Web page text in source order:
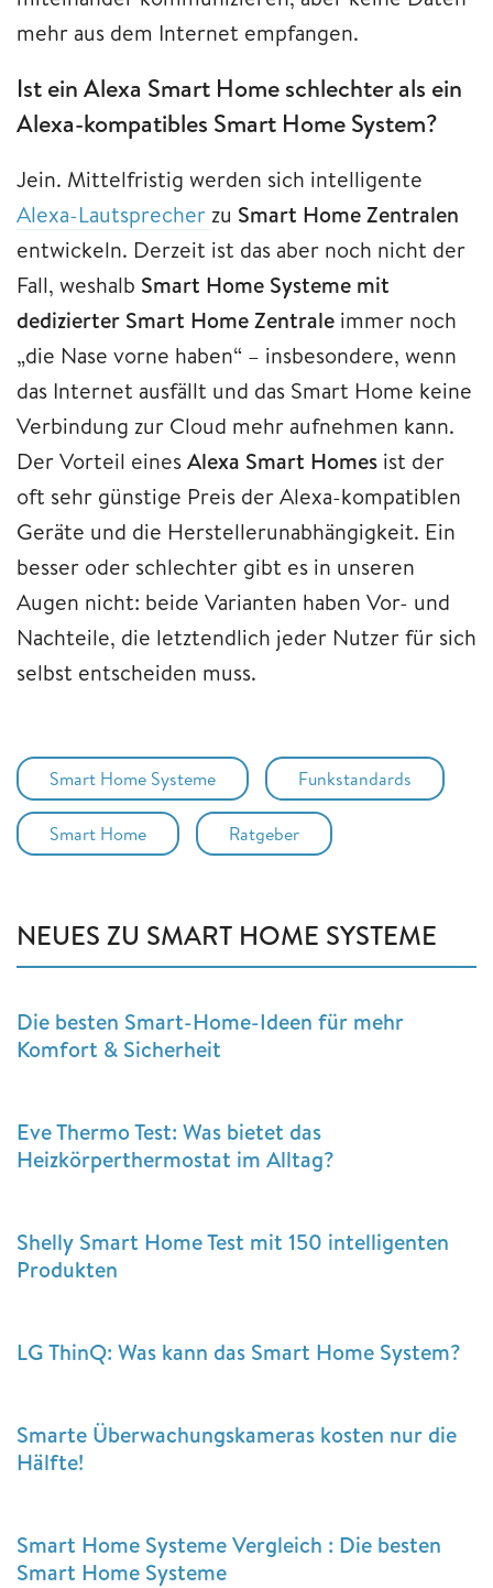
mehr aus dem Internet empfangen.
Ist ein Alexa Smart Home schlechter als ein
Alexa-kompatibles Smart Home System?
Jein. Mittelfristig werden sich intelligente
Alexa-Lautsprecherzu Smart Home Zentralen
entwickeln. Derzeit ist das aber noch nicht der
Fall, weshalb Smart Home Systeme mit
dedizierter Smart Home Zentrale immer noch
„die Nase vorne haben“ – insbesondere, wenn
das Internet ausfällt und das Smart Home keine
Verbindung zur Cloud mehr aufnehmen kann.
Der Vorteil einesAlexa Smart Homes ist der
oft sehr günstige Preis der Alexa-kompatiblen
Geräte und die Herstellerunabhängigkeit. Ein
besser oder schlechter gibt es in unseren
Augen nicht: beide Varianten haben Vor- und
Nachteile, die letztendlich jeder Nutzer für sich
selbst entscheiden muss.
Smart Home Systeme Funkstandards
Smart Home Ratgeber
NEUES ZU SMART HOME SYSTEME
Die besten Smart-Home-Ideen für mehr
Komfort & Sicherheit
Eve Thermo Test: Was bietet das
Heizkörperthermostat im Alltag?
Shelly Smart Home Test mit 150 intelligenten
Produkten
LG ThinQ: Was kann das Smart Home System?
Smarte Überwachungskameras kosten nur die
Hälfte!
Smart Home Systeme Vergleich : Die besten
Smart Home Systeme